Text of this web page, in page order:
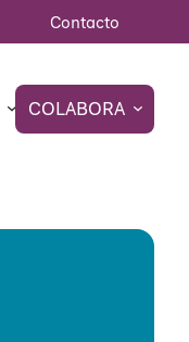
Contacto
COLABORA